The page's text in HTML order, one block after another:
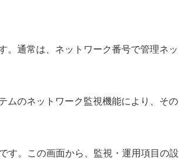
。通常は、ネットワーク番号で管理ネッ
ムのネットワーク監視機能により、その
す。この画面から、監視・運用項目の設